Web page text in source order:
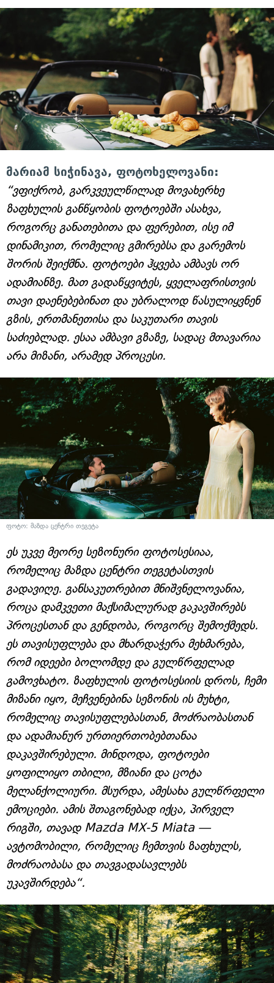
მარიამ სიჭინავა, ფოტოხელოვანი:
“ვფიქრობ, გარკვეულწილად მოვახერხე
ზაფხულის განწყობის ფოტოებში ასახვა,
როგორც განათებითა და ფერებით, ისე იმ
დინამიკით, რომელიც გმირებსა და გარემოს
შორის შეიქმნა. ფოტოები ჰყვება ამბავს ორ
ადამიანზე. მათ გადაწყვიტეს, ყველაფრისთვის
თავი დაენებებინათ და უბრალოდ წასულიყვნენ
გზის, ერთმანეთისა და საკუთარი თავის
საძიებლად. ესაა ამბავი გზაზე, სადაც მთავარია
არა მიზანი, არამედ პროცესი.
ფოტო: მაზდა ცენტრი თეგეტა
ეს უკვე მეორე სეზონური ფოტოსესიაა,
რომელიც მაზდა ცენტრი თეგეტასთვის
გადავიღე. განსაკუთრებით მნიშვნელოვანია,
როცა დამკვეთი მაქსიმალურად გაკავშირებს
პროცესთან და გენდობა, როგორც შემოქმედს.
ეს თავისუფლება და მხარდაჭერა მეხმარება,
რომ იდეები ბოლომდე და გულწრფელად
გამოვხატო. ზაფხულის ფოტოსესიის დროს, ჩემი
მიზანი იყო, მეჩვენებინა სეზონის ის მუხტი,
რომელიც თავისუფლებასთან, მოძრაობასთან
და ადამიანურ ურთიერთობებთანაა
დაკავშირებული. მინდოდა, ფოტოები
ყოფილიყო თბილი, მზიანი და ცოტა
მელანქოლიური. მსურდა, ამესახა გულწრფელი
ემოციები. ამის შთაგონებად იქცა, პირველ
რიგში, თავად Mazda MX-5 Miata —
ავტომობილი, რომელიც ჩემთვის ზაფხულს,
მოძრაობასა და თავგადასავლებს
უკავშირდება“.